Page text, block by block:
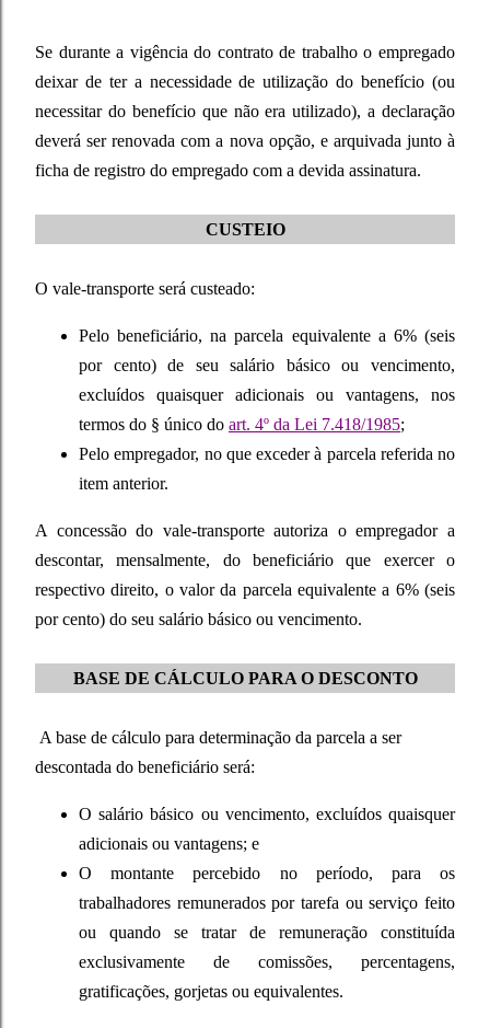
Se durante a vigência do contrato de trabalho o empregado
deixar de ter a necessidade de utilização do benefício (ou
necessitar do benefício que não era utilizado), a declaração
deverá ser renovada com a nova opção, e arquivada junto à
ficha de registro do empregado com a devida assinatura.
CUSTEIO
O vale-transporte será custeado:
Pelo beneficiário, na parcela equivalente a 6% (seis
por cento) de seu salário básico ou vencimento,
excluídos quaisquer adicionais ou vantagens, nos
termos do § único do art. 4º da Lei 7.418/1985;
Pelo empregador, no que exceder à parcela referida no
item anterior.
A concessão do vale-transporte autoriza o empregador a
descontar, mensalmente, do beneficiário que exercer o
respectivo direito, o valor da parcela equivalente a 6% (seis
por cento) do seu salário básico ou vencimento.
BASE DE CÁLCULO PARA O DESCONTO
A base de cálculo para determinação da parcela a ser
descontada do beneficiário será:
O salário básico ou vencimento, excluídos quaisquer
adicionais ou vantagens; e
O montante percebido no período, para os
trabalhadores remunerados por tarefa ou serviço feito
ou quando se tratar de remuneração constituída
exclusivamente de comissões, percentagens,
gratificações, gorjetas ou equivalentes.